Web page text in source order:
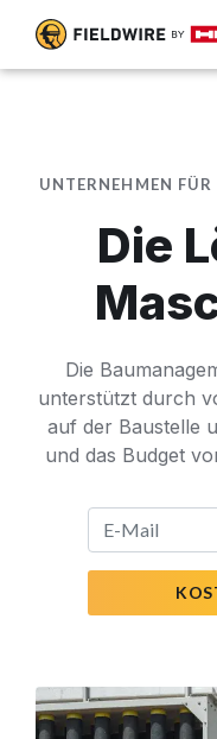
UNTERNEHMEN
Die
Die
unterstützt durch
auf der Baustelle
und das Budget